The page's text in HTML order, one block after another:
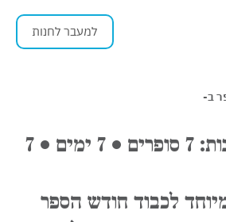
למעבר לחנות
ב-
העבריות מראיינות: 7 סופרים • 7 ימים • 7
לכבוד חודש הספר